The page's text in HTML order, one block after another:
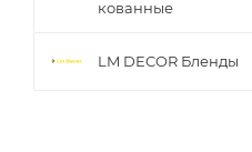
кованные
LM DECOR Бленды